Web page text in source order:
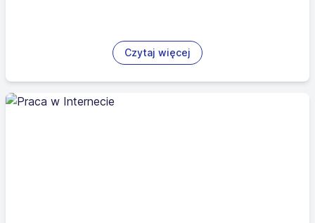
Czytaj więcej